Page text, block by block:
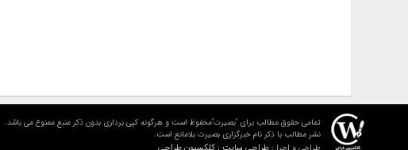
تمامی حقوق مطالب برای "بصیرت"محفوظ است و هرگونه کپی برداری بدون ذکر منبع ممنوع می باشد.
نشر مطالب با ذکر نام خبرگزاری بصیرت بلامانع است.